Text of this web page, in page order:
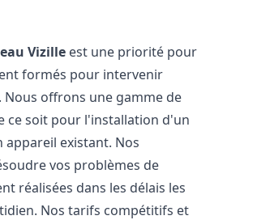
Vizille est une priorité pour
formés pour intervenir
Nous offrons une gamme de
ce soit pour l'installation d'un
appareil existant. Nos
vos problèmes de
réalisées dans les délais les
Nos tarifs compétitifs et